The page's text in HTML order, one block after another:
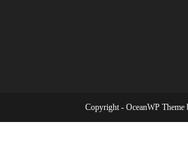
Copyright - OceanWP Theme